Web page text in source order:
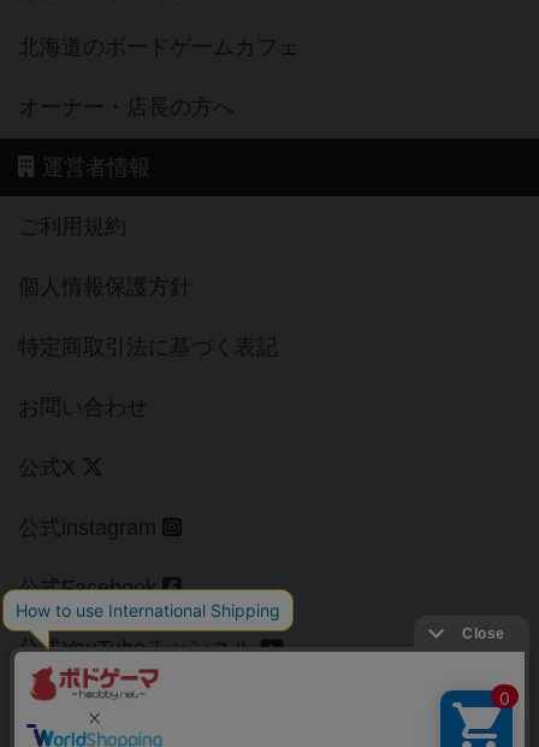
北海道のボードゲームカフェ
オーナー・店長の方へ
運営者情報
ご利用規約
個人情報保護方針
特定商取引法に基づく表記
お問い合わせ
公式X
公式instagram
公式Facebook
公式YouTubeチャンネル